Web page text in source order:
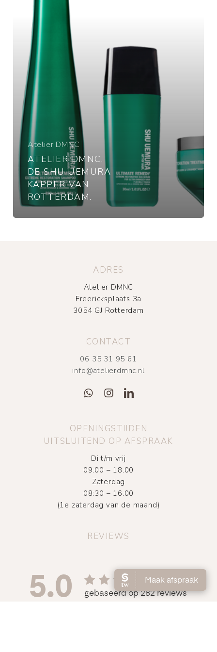
kapper
Rotterdam.
Atelier DMNC
ATELIER DMNC,
DE SHU UEMURA
KAPPER VAN
ROTTERDAM.
ADRES
Atelier DMNC
Freericksplaats 3a
3054 GJ Rotterdam
CONTACT
06 35 31 95 61
info@atelierdmnc.nl
OPENINGSTIJDEN
UITSLUITEND OP AFSPRAAK
Di t/m vrij
09.00 – 18.00
Zaterdag
08:30 – 16.00
(1e zaterdag van de maand)
REVIEWS